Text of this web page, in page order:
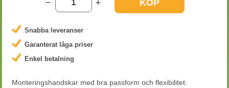
KÖP
Snabba leveranser
Garanterat låga priser
Enkel betalning
Monteringshandskar med bra passform och flexibilitet.